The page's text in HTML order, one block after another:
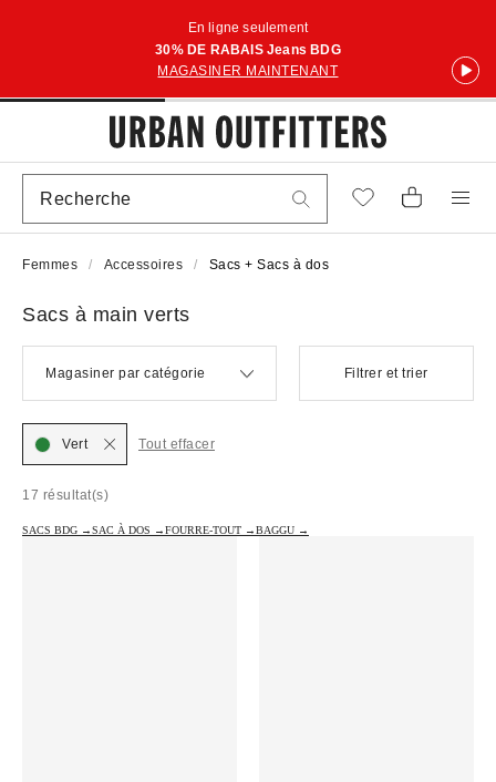
En ligne seulement
30% DE RABAIS Jeans BDG
MAGASINER MAINTENANT
Femmes Accessoires Sacs + Sacs à dos
Sacs à main verts
Magasiner par catégorie Filtrer et trier
17 résultat(s)
Vert Tout effacer
SACS BDG →SAC À DOS →FOURRE-TOUT →BAGGU →